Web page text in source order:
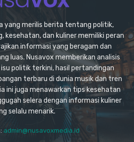
yang merilis berita tentang politik,
kesehatan, dan kuliner memiliki peran
informasi yang beragam dan
luas. Nusavox memberikan analisis
politik terkini, hasil pertandingan
terbaru di dunia musik dan tren
ini juga menawarkan tips kesehatan
selera dengan informasi kuliner
selalu menarik.
admin@nusavoxmedia.id